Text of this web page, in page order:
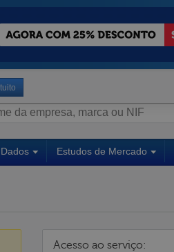
Estudos de Mercado
Acesso ao serviço: